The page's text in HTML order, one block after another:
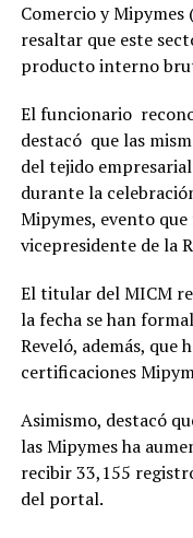
Comercio y
resaltar que este
producto interno
El funcionario
destacó que las
del tejido
durante la
Mipymes, evento
vicepresidente de la
El titular del MICM
la fecha se han
Reveló, además, que
certificaciones
Asimismo, destacó
las Mipymes ha
recibir 33,155
del portal.